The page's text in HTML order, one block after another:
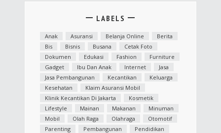
LABELS
Anak Asuransi Belanja Online
Berita
Bis
Bisnis Busana
Cetak Foto
Dokumen
Edukasi Fashion
Furniture
Gadget
Ibu Dan Anak Internet
Jasa
Jasa Pembangunan
Kecantikan
Keluarga
Kesehatan
Klaim Asuransi Mobil
Klinik Kecantikan Di Jakarta
Kosmetik
Lifestyle
Mainan Makanan
Minuman
Mobil
Olah Raga Olahraga
Otomotif
Parenting
Pembangunan
Pendidikan